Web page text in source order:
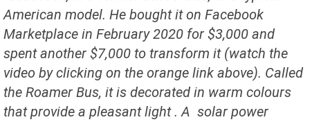
American model. He bought it on Facebook
Marketplace in February 2020 for $3,000 and
spent another $7,000 to transform it (watch the
video by clicking on the orange link above). Called
the Roamer Bus, it is decorated in warm colours
that provide a pleasant light . A solar power